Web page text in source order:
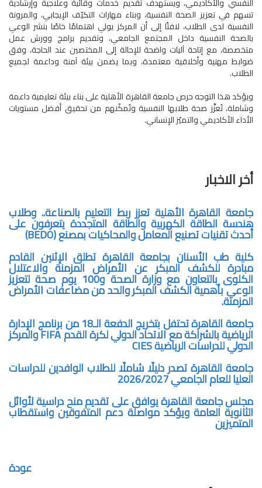
تسهم في تعزيز الصحة النفسية، وبناء مهارات التكيّف الإيجابي، والمرونة
النفسية لدى الطلاب، لافتًا إلى أن المركز يولي اهتمامًا خاصًا بنشر الوعي
بالصحة النفسية داخل المجتمع الجامعي، وتقديم برامج وورش عمل
متخصصة، مع إتاحة آليات واضحة للإحالة إلى المختصين عند الحاجة، وفق
ضوابط مهنية وأخلاقية معتمدة، وبما يضمن بيئة آمنة وداعمة لجميع
الطلاب.
ويؤكد هذا التوجه حرص جامعة القاهرة الأهلية على بناء بيئة تعليمية داعمة
وشاملة، تُعزِّز صحة طلابها النفسية وتُمكّنهم من تحقيق أفضل مستويات
الأداء الأكاديمي والتميّز الإنساني.
أخر الاخبار
جامعة القاهرة الأهلية تعزز ربط التعليم بالصناعة.. وطلاب
هندسة الطاقة الكهربية والطاقة المتجددة يتعرفون على
أحدث تقنيات تصنيع المعامل والمحاكيات بمصنع (BEDO)
كلية طب الأسنان بجامعة القاهرة تطلق الإثنين القادم
مبادرة للكشف المبكر عن الأمراض المزمنة والاعتلال
الكلوى بالتعاون مع وزارة الصحة و100 يوم صحة لتعزيز
الوعي بأهمية الكشف المبكر والحد من مضاعفات الأمراض
المزمنة.
جامعة القاهرة تحتفل بتخريج الدفعة الـ18 من برنامج الإدارة
الرياضية بالشراكة مع الاتحاد الدولي لكرة القدم FIFA والمركز
الدولي للدراسات الرياضية CIES
جامعة القاهرة تصدر دليلًا شاملًا للطلاب الوافدين للدراسات
العليا للعام الجامعي 2026/2027
مجلس جامعة القاهرة يوافق على تقديم منح دراسية لأوائل
الثانوية العامة ويؤكد مواصلة دعم المتفوقين واستقطاب
المتميزين
عودة